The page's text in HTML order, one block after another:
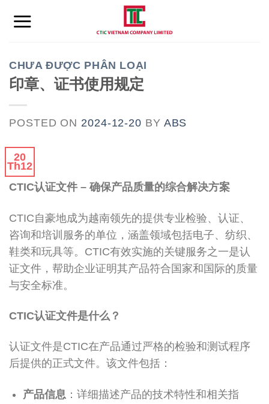
CHƯA ĐƯỢC PHÂN LOẠI
印章、证书使用规定
POSTED ON 2024-12-20 BY ABS
20
Th12
CTIC认证文件 – 确保产品质量的综合解决方案
CTIC自豪地成为越南领先的提供专业检验、认证、
咨询和培训服务的单位，涵盖领域包括电子、纺织、
鞋类和玩具等。CTIC有效实施的关键服务之一是认
证文件，帮助企业证明其产品符合国家和国际的质量
与安全标准。
CTIC认证文件是什么？
认证文件是CTIC在产品通过严格的检验和测试程序
后提供的正式文件。该文件包括：
产品信息 ：详细描述产品的技术特性和相关指